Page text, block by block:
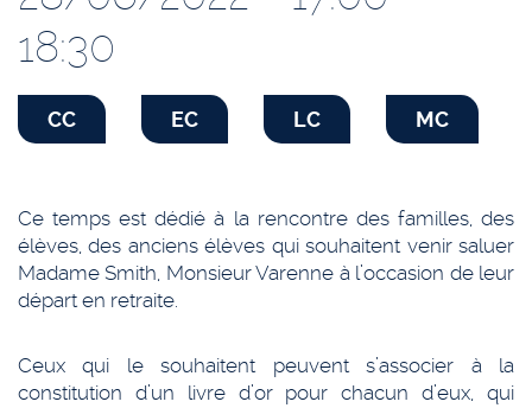
18:30
CC EC LC MC
Ce temps est dédié à la rencontre des familles, des
élèves, des anciens élèves qui souhaitent venir saluer
Madame Smith, Monsieur Varenne à l’occasion de leur
départ en retraite.
Ceux qui le souhaitent peuvent s’associer à la
constitution d’un livre d’or pour chacun d’eux, qui